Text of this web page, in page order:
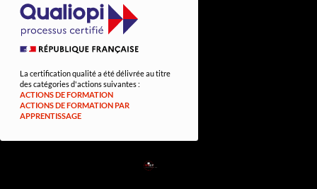
La certification qualité a été délivrée au titre
des catégories d'actions suivantes :
ACTIONS DE FORMATION
ACTIONS DE FORMATION PAR
APPRENTISSAGE
SUP
RED